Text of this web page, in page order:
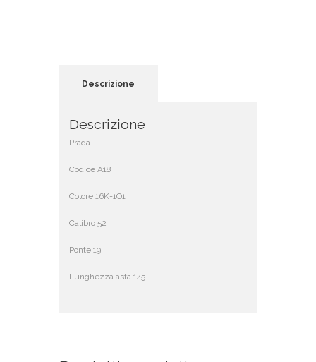
Descrizione
Descrizione
Prada
Codice A18
Colore 16K-1O1
Calibro 52
Ponte 19
Lunghezza asta 145